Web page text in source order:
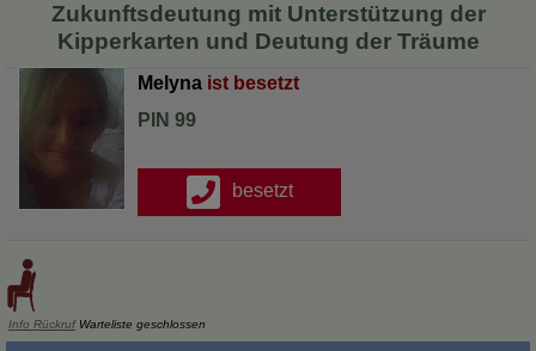
Zukunftsdeutung mit Unterstützung der
Kipperkarten und Deutung der Träume
Melyna
PIN 99
Info RückrufWarteliste geschlossen